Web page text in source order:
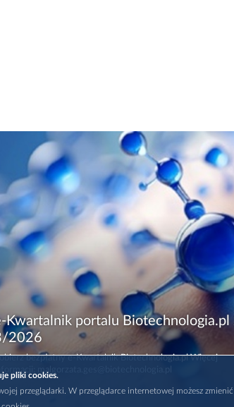
Kwartalnik portalu Biotechnologia.pl
2026
bezpłatny e-Kwartalnik Biotechnologia.pl Więcej
malgorzata.ges@biotechnologia.pl
pliki cookies.
przeglądarki. W przeglądarce internetowej możesz